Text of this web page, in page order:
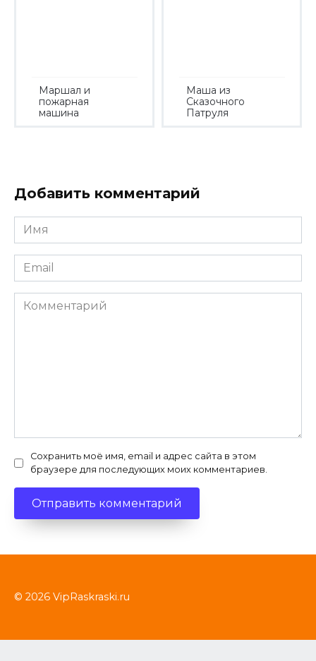
Маршал и
пожарная
машина
Маша из
Сказочного
Патруля
Добавить комментарий
Имя
*
Email
*
Комментарий
Сохранить моё имя, email и адрес сайта в этом
браузере для последующих моих комментариев.
© 2026 VipRaskraski.ru